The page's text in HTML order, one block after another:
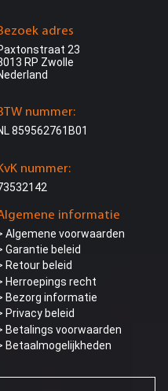
informatie
Algemene voorwaarden
Garantie beleid
Retour beleid
Herroepings recht
Bezorg informatie
Privacy beleid
Betalings voorwaarden
Betaalmogelijkheden
adres
23
RP Zwolle
nummer:
859562761B01
nummer: